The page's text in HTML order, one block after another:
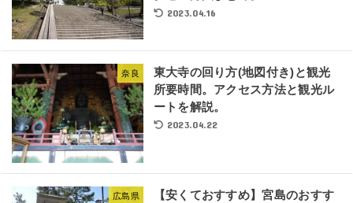
2023.04.16
奈良
東大寺の回り方(地図付き)と観光
所要時間。アクセス方法と観光ル
ートを解説。
2023.04.22
広島県
【安くておすすめ】宮島のおすす